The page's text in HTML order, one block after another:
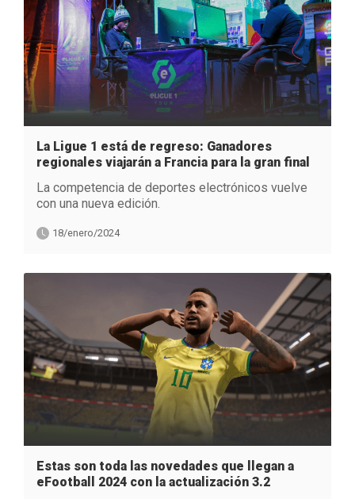
La Ligue 1 está de regreso: Ganadores
regionales viajarán a Francia para la gran final
La competencia de deportes electrónicos vuelve
con una nueva edición.
18/enero/2024
Estas son toda las novedades que llegan a
eFootball 2024 con la actualización 3.2